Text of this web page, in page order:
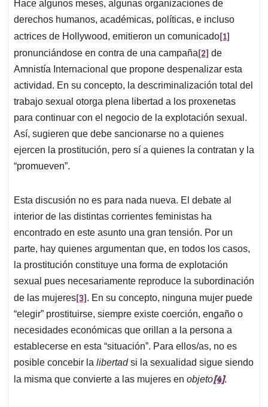
s
A
p
p
b
o
o
k
e
d
I
n
l
a
d
s
Hace algunos meses, algunas organizaciones de
derechos humanos, académicas, políticas, e incluso
actrices de Hollywood, emitieron un comunicado[1]
pronunciándose en contra de una campaña[2] de
Amnistía Internacional que propone despenalizar esta
actividad. En su concepto, la descriminalización total del
trabajo sexual otorga plena libertad a los proxenetas
para continuar con el negocio de la explotación sexual.
Así, sugieren que debe sancionarse no a quienes
ejercen la prostitución, pero sí a quienes la contratan y la
“promueven”.
Esta discusión no es para nada nueva. El debate al
interior de las distintas corrientes feministas ha
encontrado en este asunto una gran tensión. Por un
parte, hay quienes argumentan que, en todos los casos,
la prostitución constituye una forma de explotación
sexual pues necesariamente reproduce la subordinación
de las mujeres[3]. En su concepto, ninguna mujer puede
“elegir” prostituirse, siempre existe coerción, engaño o
necesidades económicas que orillan a la persona a
establecerse en esta “situación”. Para ellos/as, no es
posible concebir la libertadsi la sexualidad sigue siendo
la misma que convierte a las mujeres en objeto[4].